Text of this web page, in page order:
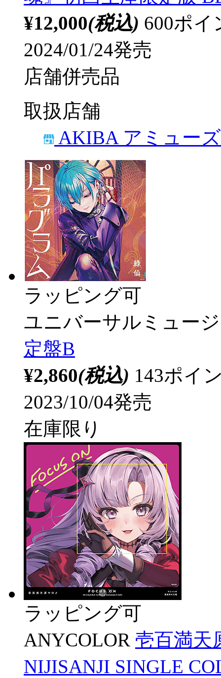
¥12,000(税込) 600ポ
2024/01/24発売
店舗併売品
取扱店舗
AKIBA アミュー
ラッピング可
ユニバーサルミュー
定盤B
¥2,860(税込) 143ポイ
2023/10/04発売
在庫限り
ラッピング可
ANYCOLOR 壱百満天
NIJISANJI SINGLE